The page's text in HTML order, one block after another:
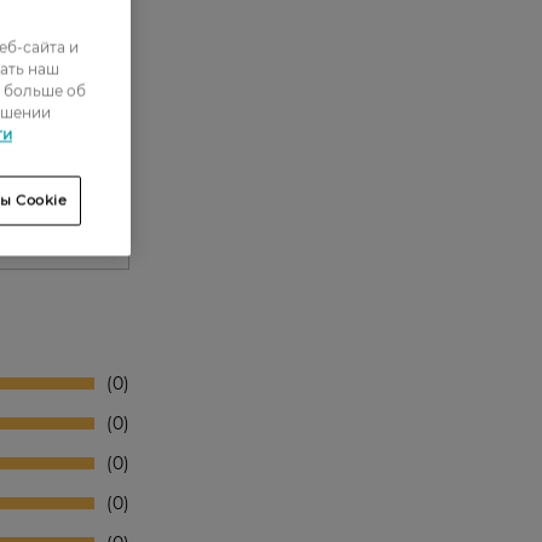
0
0
0
0
сайта и
наш
больше об
Cookie